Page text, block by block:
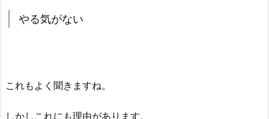
やる気がない
これもよく聞きますね。
しかしこれにも理由があります。